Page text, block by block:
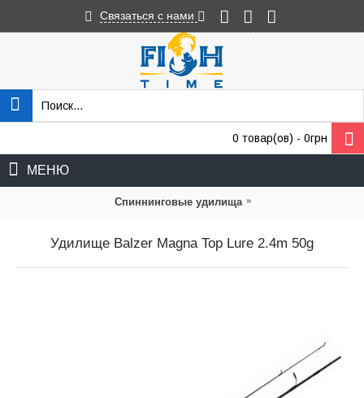
Связаться с нами
0 товар(ов) - 0грн
МЕНЮ
Спиннинговые удилища
Удилище Balzer Magna Top Lure 2.4m 50g